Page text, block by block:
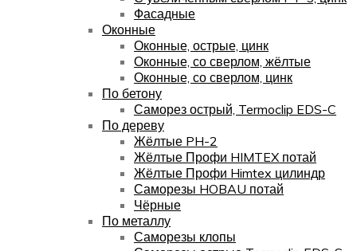
Фасадные
Оконные
Оконные, острые, цинк
Оконные, со сверлом, жёлтые
Оконные, со сверлом, цинк
По бетону
Саморез острый, Termoclip EDS-C
По дереву
Жёлтые PH-2
Жёлтые Профи HIMTEX потай
Жёлтые Профи Himtex цилиндр
Саморезы HOBAU потай
Чёрные
По металлу
Саморезы клопы